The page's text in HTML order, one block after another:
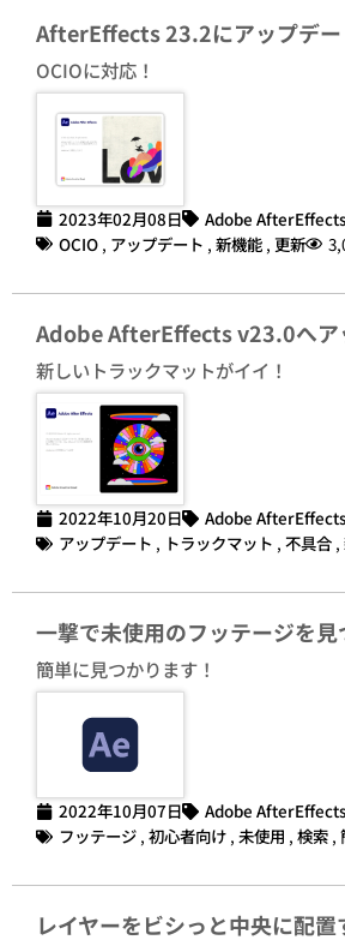
AfterEffects 23.2にアップデー
OCIOに対応！
2023年02月08日
Adobe AfterEffects
OCIO , アップデート , 新機能 , 更新
Adobe AfterEffects v23.0へア
新しいトラックマットがイイ！
2022年10月20日
Adobe AfterEffects
アップデート , トラックマット , 不具合 ,
一撃で未使用のフッテージを見
簡単に見つかります！
2022年10月07日
Adobe AfterEffects
フッテージ , 初心者向け , 未使用 , 検索 ,
レイヤーをビシっと中央に配置